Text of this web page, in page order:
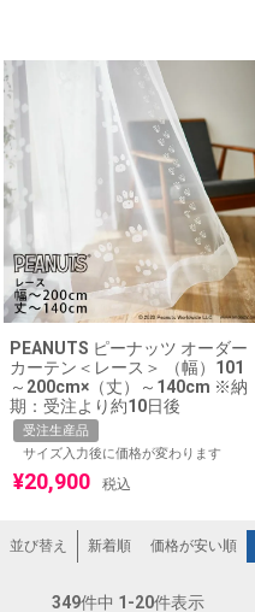
PEANUTS ピーナッツ オーダー
カーテン＜レース＞ （幅）101
～200cm×（丈）～140cm ※納
期：受注より約10日後
受注生産品
サイズ入力後に価格が変わります
¥20,900 税込
並び替え 新着順 価格が安い順
349件中 1 -20件表示